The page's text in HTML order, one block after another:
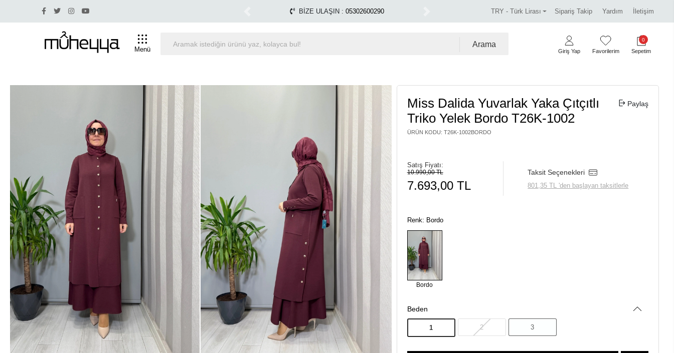
Yüzde 30 ve üstü indirim olan ürünlerde iade ve değişim yapılmamaktadır. Tüm Alışverişlerinizde Kargo Ücretsiz! Miss Dalida marka ürünlerde %30 indirim.
1500 TL ÜZERİ ÜCRETSİZ KARGO TRY - Türk Lirası Sipariş Takip Yardım İletişim
Menü
Arama
Giriş Yap Favorilerim
0
Sepetim
Miss Dalida Yuvarlak Yaka Çıtçıtlı
Triko Yelek Bordo T26K-1002
ÜRÜN KODU: T26K-1002BORDO
Paylaş
Satış Fiyatı:
10.990,00 TL
7.693,00 TL
Taksit Seçenekleri
801,35 TL 'den başlayan taksitlerle
Renk: Bordo
Bordo
Beden
1 2 3